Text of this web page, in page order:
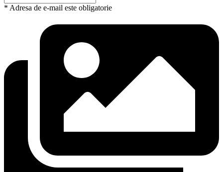
* Adresa de e-mail este obligatorie